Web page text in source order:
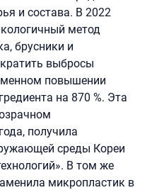
и состава. В 2022
метод
брусники и
выбросы
повышении
на 870 %. Эта
получила
среды Кореи
В том же
микропластик в